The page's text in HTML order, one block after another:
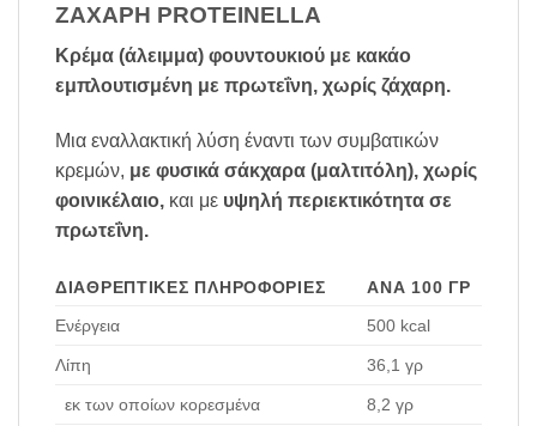
ΖΑΧΑΡΗ PROTEINELLA
Κρέμα (άλειμμα) φουντουκιού με κακάο
εμπλουτισμένη με πρωτεΐνη, χωρίς ζάχαρη.
Μια εναλλακτική λύση έναντι των συμβατικών
κρεμών, με φυσικά σάκχαρα (μαλτιτόλη), χωρίς
φοινικέλαιο, και με υψηλή περιεκτικότητα σε
πρωτεΐνη.
ΔΙΑΘΡΕΠΤΙΚΈΣ ΠΛΗΡΟΦΟΡΊΕΣ
ΑΝΆ 100 ΓΡ
Ενέργεια
500 kcal
Λίπη 36,1 γρ
εκ των οποίων κορεσμένα 8,2 γρ